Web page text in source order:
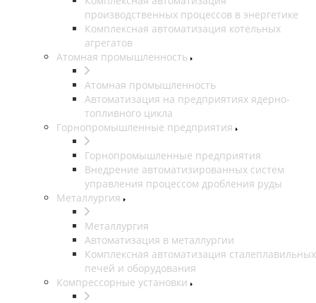
производственных процессов в энергетике
Комплексная автоматизация котельных
агрегатов
Атомная промышленность
Атомная промышленность
Автоматизация на предприятиях ядерно-
топливного цикла
Горнопромышленные предприятия
Горнопромышленные предприятия
Внедрение автоматизированных систем
управления процессом дробления руды
Металлургия
Металлургия
Автоматизация в металлургии
Комплексная автоматизация сталеплавильных
печей и оборудования
Компрессорные установки